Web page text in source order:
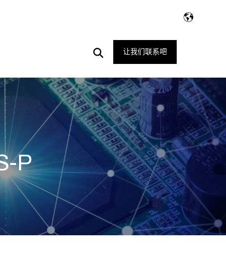
Open
Search
让我们联系吧
P